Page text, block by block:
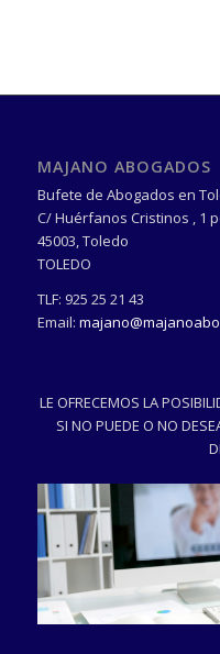
MAJANO ABOGADOS
Bufete de Abogados en
C/ Huérfanos Cristinos , 1
45003,Toledo
TOLEDO
TLF: 925 25 21 43
Email:
LE OFRECEMOS LA
SI NO PUEDE O NO